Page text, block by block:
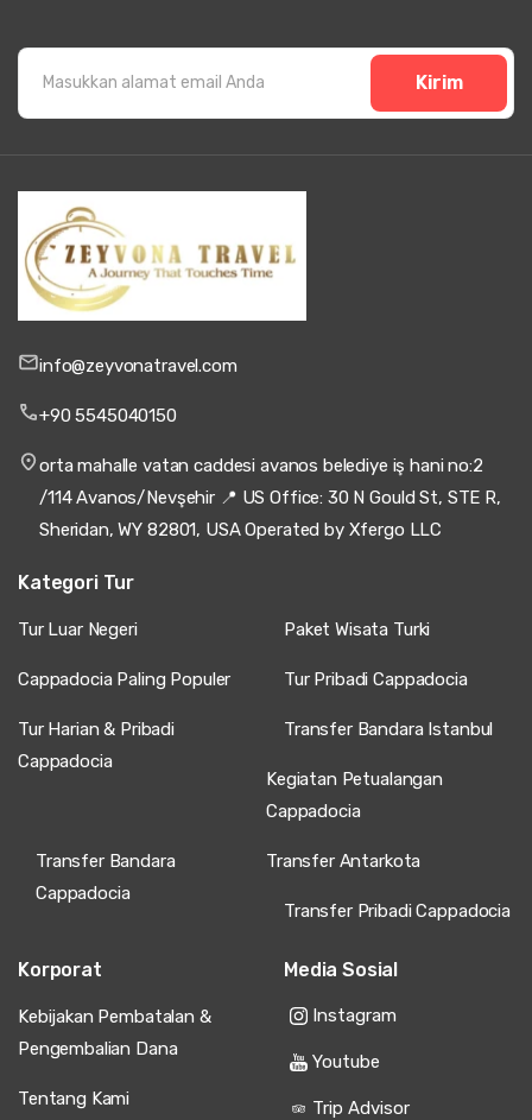
Kirim
info@zeyvonatravel.com
+90 5545040150
orta mahalle vatan caddesi avanos belediye iş hani no:2
/114 Avanos/Nevşehir 📍 US Office: 30 N Gould St, STE R,
Sheridan, WY 82801, USA Operated by Xfergo LLC
Kategori Tur
Tur Luar Negeri Paket Wisata Turki
Cappadocia Paling Populer Tur Pribadi Cappadocia
Tur Harian & Pribadi
Cappadocia
Transfer Bandara Istanbul
Kegiatan Petualangan
Cappadocia
Transfer Bandara
Cappadocia
Transfer Antarkota
Transfer Pribadi Cappadocia
Korporat
Kebijakan Pembatalan &
Pengembalian Dana
Tentang Kami
Media Sosial
Instagram
Youtube
Trip Advisor